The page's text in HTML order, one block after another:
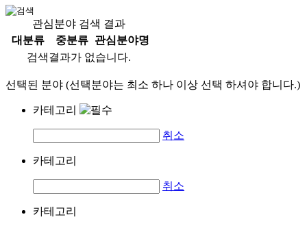
관심분야 검색 결과
대분류
중분류
관심분야명
검색결과가 없습니다.
선택된 분야 (선택분야는 최소 하나 이상 선택 하셔야 합니다.)
카테고리
취소
카테고리
취소
카테고리